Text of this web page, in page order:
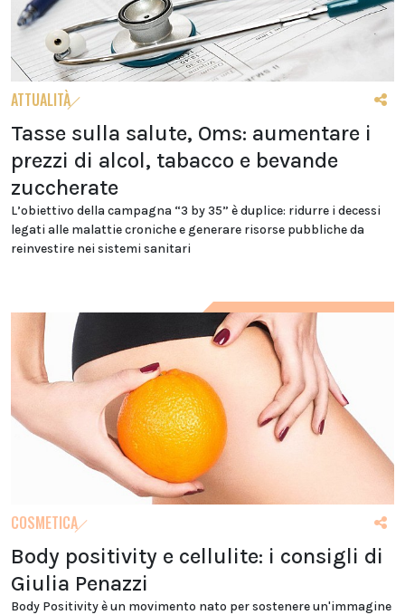
ATTUALITÀ
Tasse sulla salute, Oms: aumentare i
prezzi di alcol, tabacco e bevande
zuccherate
L’obiettivo della campagna “3 by 35” è duplice: ridurre i decessi
legati alle malattie croniche e generare risorse pubbliche da
reinvestire nei sistemi sanitari
COSMETICA
Body positivity e cellulite: i consigli di
Giulia Penazzi
Body Positivity è un movimento nato per sostenere un'immagine